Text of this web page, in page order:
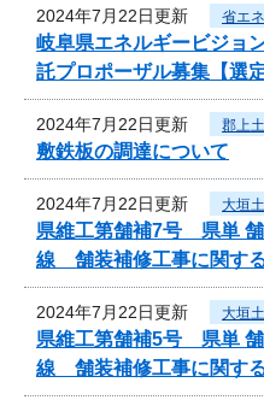
2024年7月22日更新 省エ
岐阜県エネルギービジョ
託プロポーザル募集【選定
2024年7月22日更新 郡上
敷鉄板の調達について
2024年7月22日更新 大垣
県維工第舗補7号 県単
線 舗装補修工事に関す
2024年7月22日更新 大垣
県維工第舗補5号 県単
線 舗装補修工事に関す